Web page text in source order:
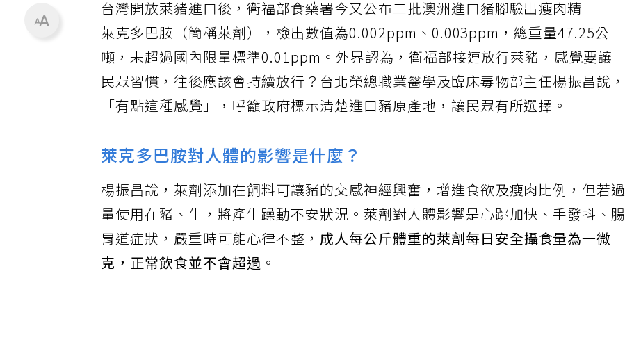
台灣開放萊豬進口後，衛福部食藥署今又公布二批澳洲進口豬腳驗出瘦肉精
萊克多巴胺 （簡稱萊劑），檢出數值為0.002ppm、0.003ppm，總重量47.25公
噸，未超過國內限量標準0.01ppm。外界認為，衛福部接連放行萊豬，感覺要讓
民眾習慣，往後應該會持續放行？台北榮總職業醫學及臨床毒物部主任楊振昌說，
「有點這種感覺」，呼籲政府標示清楚進口豬原產地，讓民眾有所選擇。
萊克多巴胺對人體的影響是什麼？
楊振昌說，萊劑添加在飼料可讓豬的交感神經興奮，增進食欲及瘦肉比例，但若過
量使用在豬、牛，將產生躁動不安狀況。萊劑對人體影響是心跳加快、手發抖、腸
胃道症狀，嚴重時可能心律不整，成人每公斤體重的萊劑每日安全攝食量為一微
克，正常飲食並不會超過 。